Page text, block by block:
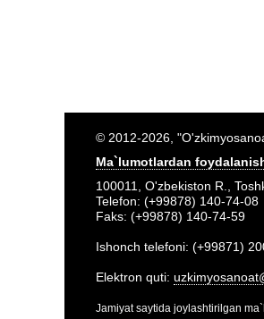
© 2012-2026,
Ma`lumotlardan
100011, O'zbekiston R.,
Telefon: (+99878) 140-74-08
Faks: (+99878) 140-74-59
Ishonch telefoni: (+99871)
Elektron quti:
Jamiyat saytida joylashtirilgan